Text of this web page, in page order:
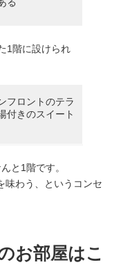
1階に設けられ
フロントのテラ
付きのスイート
と1階です。
味わう、というコンセ
お部屋はこ